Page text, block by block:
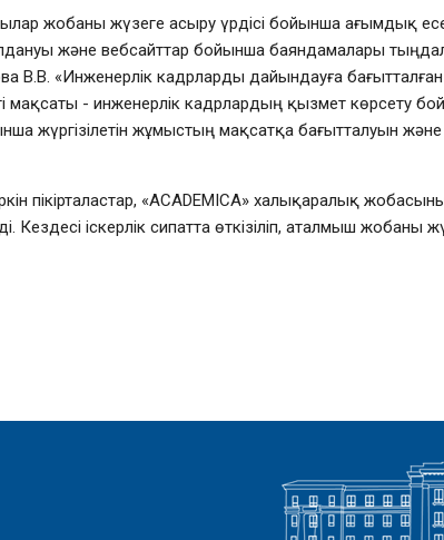
жобаны жүзеге асыру үрдісі бойынша ағымдық
және вебсайттар бойынша баяндамалары
В.В. «Инженерлік кадрларды дайындауға
мақсаты - инженерлік кадрлардың қызмет көрсету
жүргізілетін жұмыстың мақсатқа бағытталуын
пікірталастар, «ACADEMICA» халықаралық
Кездесі іскерлік сипатта өткізіліп, аталмыш